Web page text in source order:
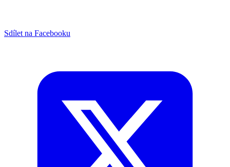
Sdílet na Facebooku